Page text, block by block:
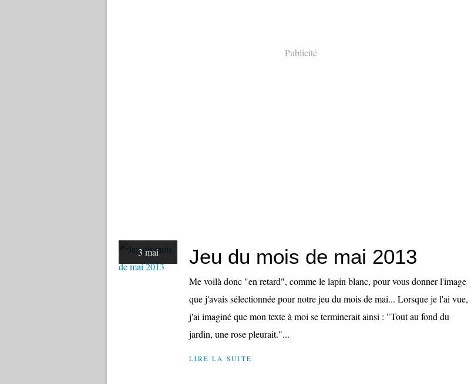
Publicité
3 mai Jeu du mois de mai 2013
Me voilà donc "en retard", comme le lapin blanc, pour vous donner l'image
que j'avais sélectionnée pour notre jeu du mois de mai... Lorsque je l'ai vue,
j'ai imaginé que mon texte à moi se terminerait ainsi : "Tout au fond du
jardin, une rose pleurait."...
LIRE LA SUITE